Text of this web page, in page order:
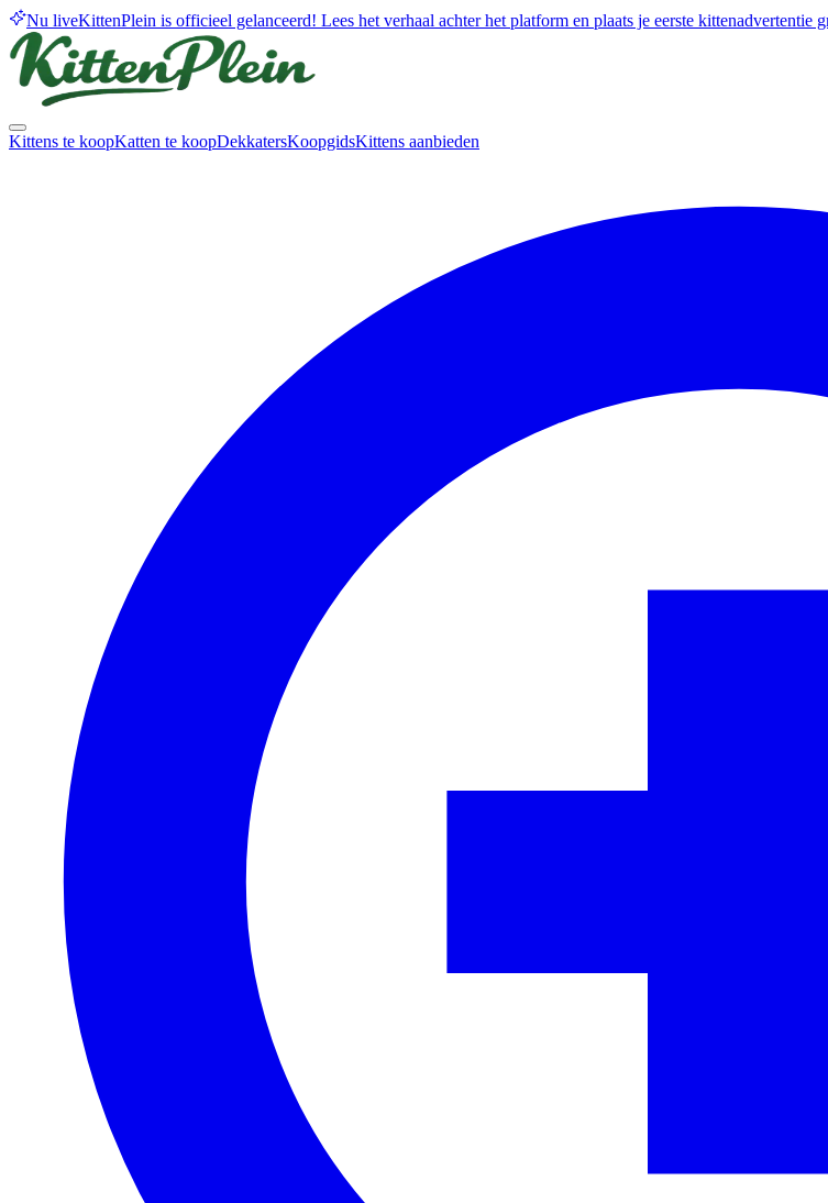
Nu liveKittenPlein is officieel gelanceerd! Lees het verhaal achter het platform en plaats je eerste kittenadvertentie
Kittens te koopKatten te koopDekkatersKoopgidsKittens aanbieden